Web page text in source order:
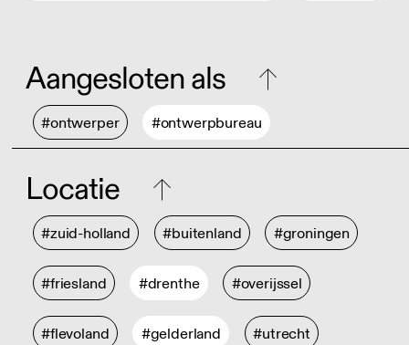
Aangesloten als
#ontwerper #ontwerpbureau
Locatie
#zuid-holland #buitenland #groningen
#friesland #drenthe #overijssel
#flevoland #gelderland #utrecht